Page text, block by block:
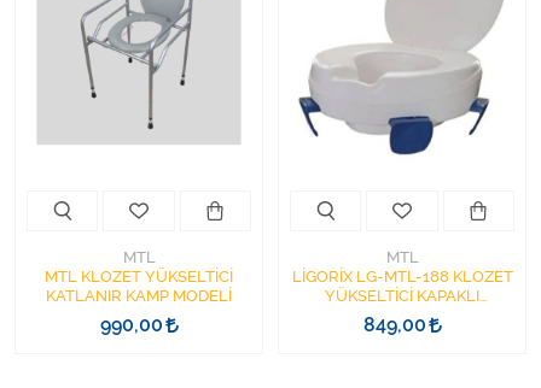
Kişisel Bakım ve Sağlık
Kişisel Bakım ve Sağlık
Ortopedi Ürünleri
Ortopedi Ürünleri
Sarf Malzemeleri
MTL
MTL KLOZET YÜKSELTİCİ
KATLANIR KAMP MODELİ
990,00
MTL
LİGORİX LG-MTL-188 KLOZET
YÜKSELTİCİ KAPAKLI
MUSLUKLU
849,00